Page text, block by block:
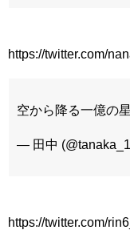
https://twitter.com/
空から降る一億の
— 田中
https://twitter.com/